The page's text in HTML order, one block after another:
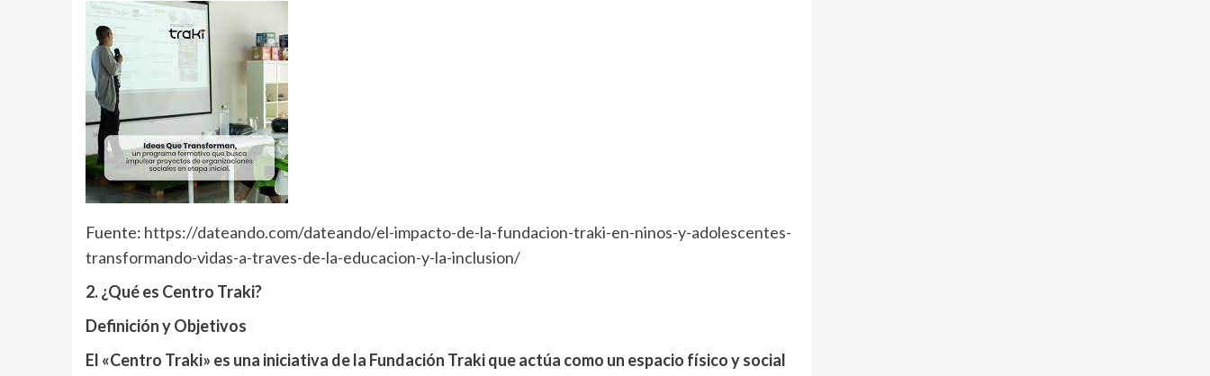
Fuente: https://dateando.com/dateando/el-impacto-de-la-fundacion-traki-en-ninos-y-adolescentes-
transformando-vidas-a-traves-de-la-educacion-y-la-inclusion/
2. ¿Qué es Centro Traki?
Definición y Objetivos
El «Centro Traki» es una iniciativa de la Fundación Traki que actúa como un espacio físico y social